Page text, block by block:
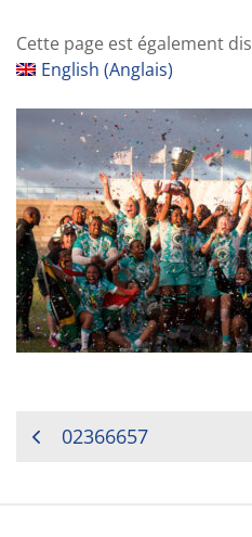
Cette page est également
English (Anglais)
NAVIGATION
02366657